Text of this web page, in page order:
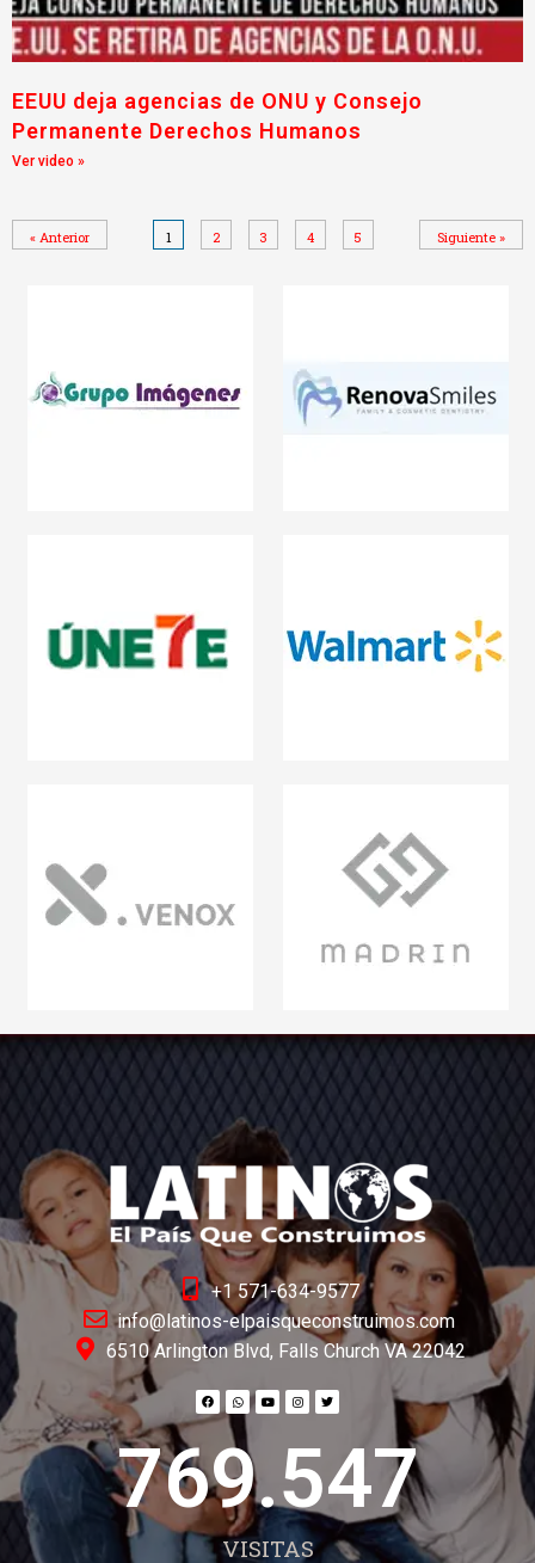
EEUU deja agencias de ONU y Consejo
Permanente Derechos Humanos
Ver video »
« Anterior 1 2 3 4 5 Siguiente »
+1 571-634-9577
info@latinos-elpaisqueconstruimos.com
6510 Arlington Blvd, Falls Church VA 22042
769.547
VISITAS